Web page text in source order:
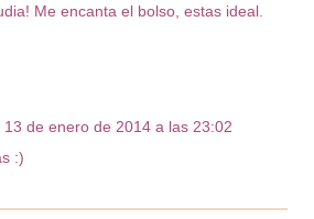
Me encanta el bolso, estas ideal.
13 de enero de 2014 a las 23:02
:)